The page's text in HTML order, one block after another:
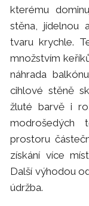
kterému
stěna, jídelnou
tvaru krychle.
množstvím
náhrada
cihlové stěně
žluté barvě i
modrošedých
prostoru
získání více
Další výhodou
údržba.